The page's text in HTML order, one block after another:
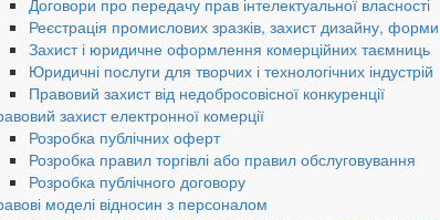
Договори про передачу прав інтелектуальної власності
Реєстрація промислових зразків, захист дизайну,
Захист і юридичне оформлення комерційних таємниць
Юридичні послуги для творчих і технологічних індустрій
Правовий захист від недобросовісної конкуренції
захист електронної комерції
Розробка публічних оферт
Розробка правил торгівлі або правил обслуговування
Розробка публічного договору
моделі відносин з персоналом